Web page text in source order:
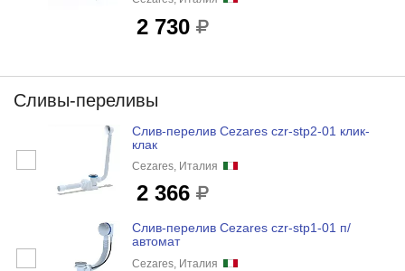
2 730
Сливы-переливы
Слив-перелив Cezares czr-stp2-01 клик-
клак
Cezares, Италия
2 366
Слив-перелив Cezares czr-stp1-01 п/
автомат
Cezares, Италия